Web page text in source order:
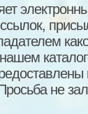
ссылок,
не